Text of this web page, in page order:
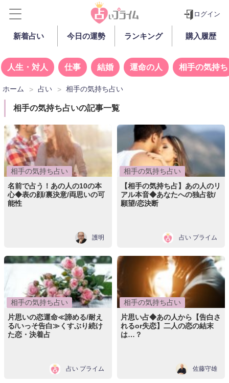
ログイン
新着占い 今日の運勢 ランキング 購入履歴
人生・対人 仕事 結婚 運命の人 相手の気持ち
ホーム 占い 相手の気持ち占い
相手の気持ち占いの記事一覧
相手の気持ち占い
名前で占う！あの人の10の本
心◆表の顔/裏決意/両思いの可
能性
護明
相手の気持ち占い
【相手の気持ち占】あの人のリ
アル本音◆あなたへの独占欲/
願望/恋決断
占い プライム
相手の気持ち占い
片思いの恋運命≪諦める/耐え
る/いっそ告白≫くすぶり続け
た恋・決着占
占い プライム
相手の気持ち占い
片思い占◆あの人から【告白さ
れるor失恋】二人の恋の結末
は…？
佐藤守雄